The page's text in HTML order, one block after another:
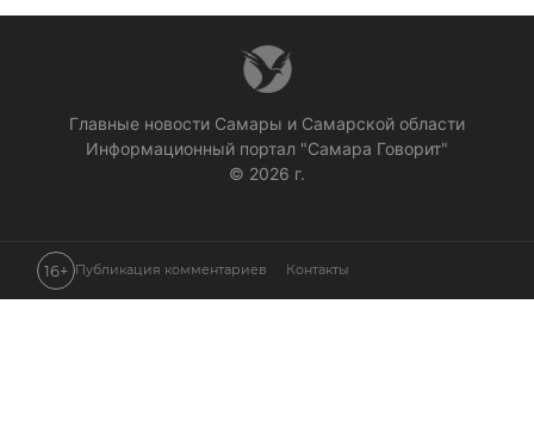
Главные новости Самары и Самарской области
Информационный портал "Самара Говорит"
© 2026 г.
16+ Публикация комментариев Контакты